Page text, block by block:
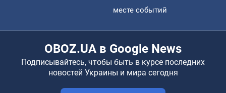
месте событий
OBOZ.UA в Google News
Подписывайтесь, чтобы быть в курсе последних
новостей Украины и мира сегодня